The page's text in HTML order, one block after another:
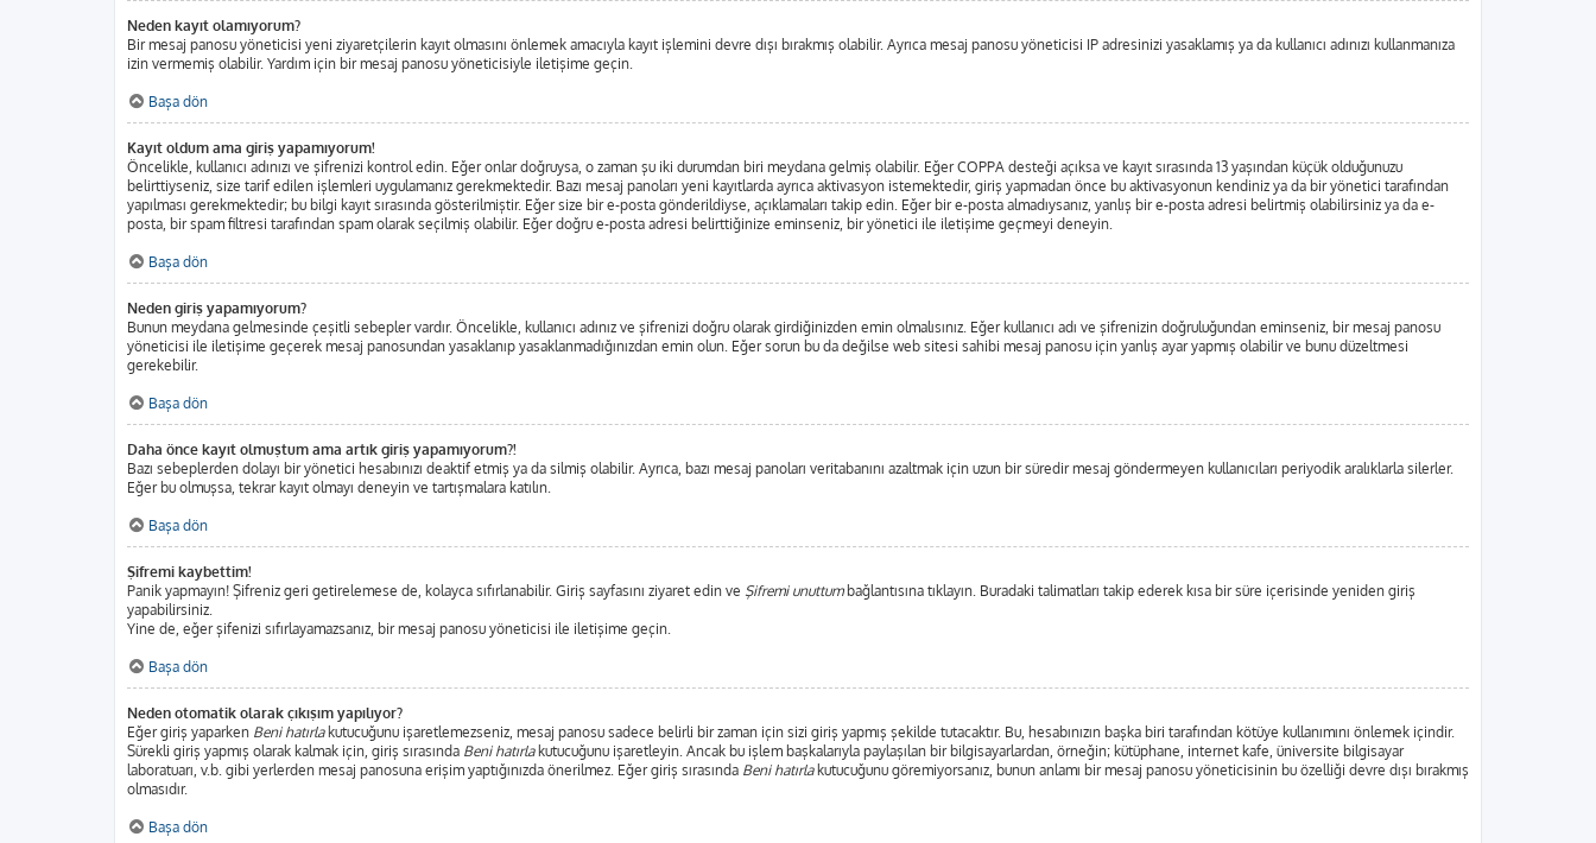
Neden kayıt olamıyorum?
Bir mesaj panosu yöneticisi yeni ziyaretçilerin kayıt olmasını önlemek amacıyla kayıt işlemini devre dışı bırakmış olabilir. Ayrıca mesaj panosu yöneticisi IP adresinizi yasaklamış ya da kullanıcı adınızı kullanmanıza
izin vermemiş olabilir. Yardım için bir mesaj panosu yöneticisiyle iletişime geçin.
Başa dön
Kayıt oldum ama giriş yapamıyorum!
Öncelikle, kullanıcı adınızı ve şifrenizi kontrol edin. Eğer onlar doğruysa, o zaman şu iki durumdan biri meydana gelmiş olabilir. Eğer COPPA desteği açıksa ve kayıt sırasında 13 yaşından küçük olduğunuzu
belirttiyseniz, size tarif edilen işlemleri uygulamanız gerekmektedir. Bazı mesaj panoları yeni kayıtlarda ayrıca aktivasyon istemektedir, giriş yapmadan önce bu aktivasyonun kendiniz ya da bir yönetici tarafından
yapılması gerekmektedir; bu bilgi kayıt sırasında gösterilmiştir. Eğer size bir e-posta gönderildiyse, açıklamaları takip edin. Eğer bir e-posta almadıysanız, yanlış bir e-posta adresi belirtmiş olabilirsiniz ya da e-
posta, bir spam filtresi tarafından spam olarak seçilmiş olabilir. Eğer doğru e-posta adresi belirttiğinize eminseniz, bir yönetici ile iletişime geçmeyi deneyin.
Başa dön
Neden giriş yapamıyorum?
Bunun meydana gelmesinde çeşitli sebepler vardır. Öncelikle, kullanıcı adınız ve şifrenizi doğru olarak girdiğinizden emin olmalısınız. Eğer kullanıcı adı ve şifrenizin doğruluğundan eminseniz, bir mesaj panosu
yöneticisi ile iletişime geçerek mesaj panosundan yasaklanıp yasaklanmadığınızdan emin olun. Eğer sorun bu da değilse web sitesi sahibi mesaj panosu için yanlış ayar yapmış olabilir ve bunu düzeltmesi
gerekebilir.
Başa dön
Daha önce kayıt olmuştum ama artık giriş yapamıyorum?!
Bazı sebeplerden dolayı bir yönetici hesabınızı deaktif etmiş ya da silmiş olabilir. Ayrıca, bazı mesaj panoları veritabanını azaltmak için uzun bir süredir mesaj göndermeyen kullanıcıları periyodik aralıklarla silerler.
Eğer bu olmuşsa, tekrar kayıt olmayı deneyin ve tartışmalara katılın.
Başa dön
Şifremi kaybettim!
Panik yapmayın! Şifreniz geri getirelemese de, kolayca sıfırlanabilir. Giriş sayfasını ziyaret edin ve Şifremi unuttumbağlantısına tıklayın. Buradaki talimatları takip ederek kısa bir süre içerisinde yeniden giriş
yapabilirsiniz.
Yine de, eğer şifenizi sıfırlayamazsanız, bir mesaj panosu yöneticisi ile iletişime geçin.
Başa dön
Neden otomatik olarak çıkışım yapılıyor?
Eğer giriş yaparken Beni hatırlakutucuğunu işaretlemezseniz, mesaj panosu sadece belirli bir zaman için sizi giriş yapmış şekilde tutacaktır. Bu, hesabınızın başka biri tarafından kötüye kullanımını önlemek içindir.
Sürekli giriş yapmış olarak kalmak için, giriş sırasında Beni hatırlakutucuğunu işaretleyin. Ancak bu işlem başkalarıyla paylaşılan bir bilgisayarlardan, örneğin; kütüphane, internet kafe, üniversite bilgisayar
laboratuarı, v.b. gibi yerlerden mesaj panosuna erişim yaptığınızda önerilmez. Eğer giriş sırasında Beni hatırlakutucuğunu göremiyorsanız, bunun anlamı bir mesaj panosu yöneticisinin bu özelliği devre dışı bırakmış
olmasıdır.
Başa dön